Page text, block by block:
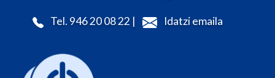
Tel. 946 20 08 22 | Idatzi emaila